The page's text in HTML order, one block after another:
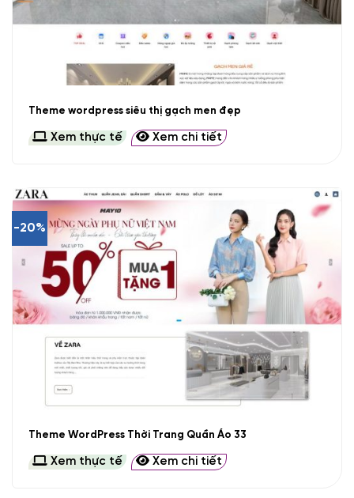
Theme wordpress siêu thị gạch men đẹp
Xem thực tế Xem chi tiết
-20%
Theme WordPress Thời Trang Quần Áo 33
Xem thực tế Xem chi tiết